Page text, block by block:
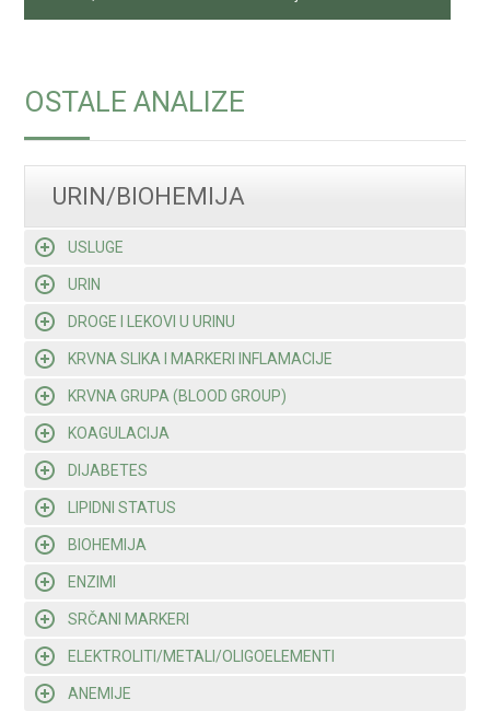
OSTALE ANALIZE
URIN/BIOHEMIJA
USLUGE
URIN
DROGE I LEKOVI U URINU
KRVNA SLIKA I MARKERI INFLAMACIJE
KRVNA GRUPA (BLOOD GROUP)
KOAGULACIJA
DIJABETES
LIPIDNI STATUS
BIOHEMIJA
ENZIMI
SRČANI MARKERI
ELEKTROLITI/METALI/OLIGOELEMENTI
ANEMIJE